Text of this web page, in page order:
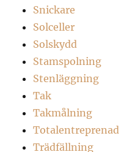
Snickare
Solceller
Solskydd
Stamspolning
Stenläggning
Tak
Takmålning
Totalentreprenad
Trädfällning